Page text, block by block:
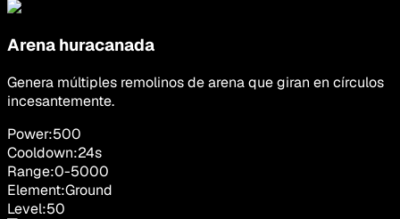
Arena huracanada
Genera múltiples remolinos de arena que giran en círculos
incesantemente.
Power:500
Cooldown:24s
Range:0-5000
Element:Ground
Level:50